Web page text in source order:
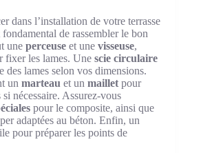
dans l’installation de votre terrasse
de rassembler le bon
une perceuse et une visseuse,
fixer les lames. Une scie circulaire
des lames selon vos dimensions.
un marteau et un maillet pour
si nécessaire. Assurez-vous
pour le composite, ainsi que
adaptées au béton. Enfin, un
pour préparer les points de